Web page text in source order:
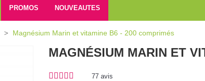
PROMOS NOUVEAUTES
> Magnésium Marin et vitamine B6 - 200 comprimés
MAGNÉSIUM MARIN ET
77 avis